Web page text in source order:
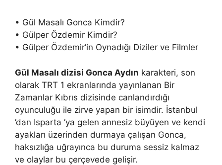
• Gül Masalı Gonca Kimdir?
• Gülper Özdemir Kimdir?
• Gülper Özdemir’in Oynadığı Diziler ve Filmler
Gül Masalı dizisi Gonca Aydın karakteri, son
olarak TRT 1 ekranlarında yayınlanan Bir
Zamanlar Kıbrıs dizisinde canlandırdığı
oyunculuğu ile zirve yapan bir isimdir. İstanbul
’dan Isparta ’ya gelen annesiz büyüyen ve kendi
ayakları üzerinden durmaya çalışan Gonca,
haksızlığa uğrayınca bu duruma sessiz kalmaz
ve olaylar bu çerçevede gelişir.